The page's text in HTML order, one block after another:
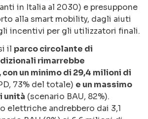
in Italia al 2030) e presuppone
alla smart mobility, dagli aiuti
incentivi per gli utilizzatori finali.
il parco circolante di
rimarrebbe
un minimo di 29,4 milioni di
73% del totale) e un massimo
unità (scenario BAU, 82%).
elettriche andrebbero dai 3,1